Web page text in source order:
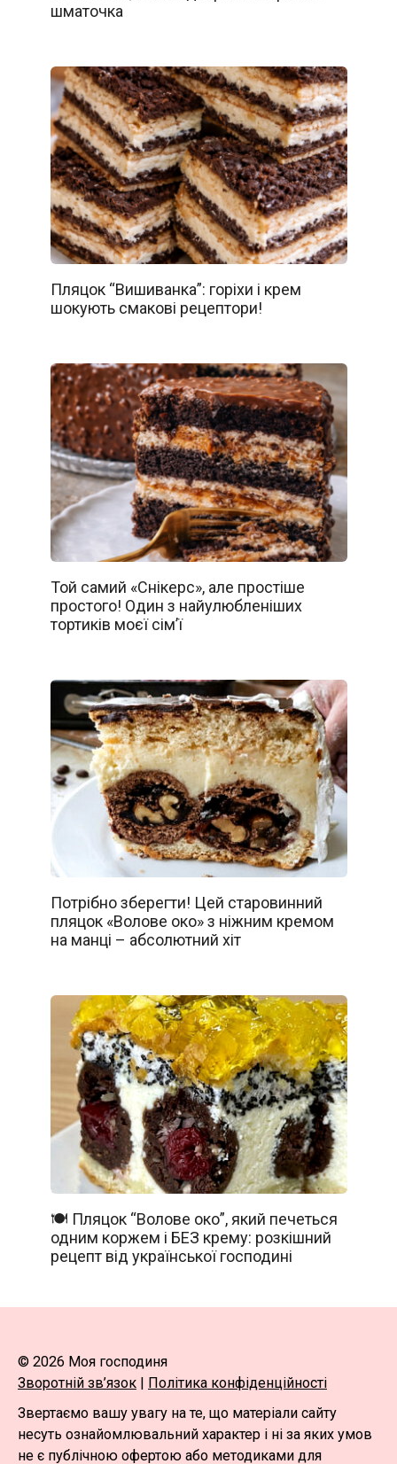
шматочка
Пляцок “Вишиванка”: горіхи і крем
шокують смакові рецептори!
Той самий «Снікерс», але простіше
простого! Один з найулюбленіших
тортиків моєї сім’ї
Потрібно зберегти! Цей старовинний
пляцок «Волове око» з ніжним кремом
на манці – абсолютний хіт
🍽️ Пляцок “Волове око”, який печеться
одним коржем і БЕЗ крему: розкішний
рецепт від української господині
© 2026 Моя господиня
Зворотній зв’язок | Політика конфіденційності
Звертаємо вашу увагу на те, що матеріали сайту
несуть ознайомлювальний характер і ні за яких умов
не є публічною офертою або методиками для